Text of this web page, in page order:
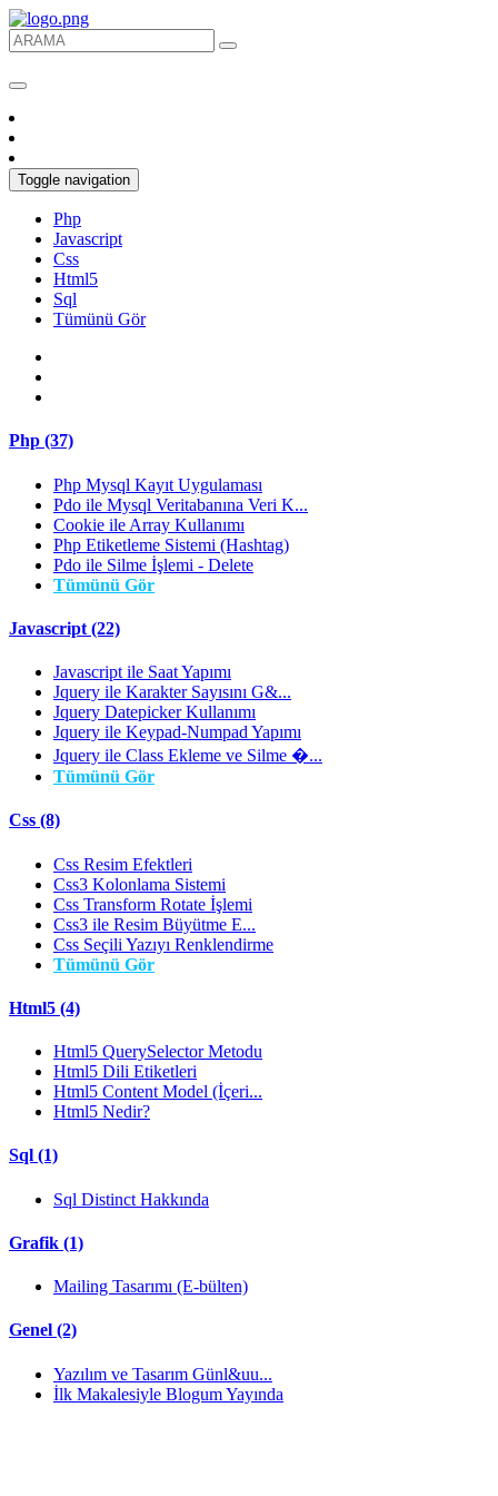
Toggle navigation
Php
Javascript
Css
Html5
Sql
Tümünü Gör
Php (37)
Php Mysql Kayıt Uygulaması
Pdo ile Mysql Veritabanına Veri K...
Cookie ile Array Kullanımı
Php Etiketleme Sistemi (Hashtag)
Pdo ile Silme İşlemi - Delete
Tümünü Gör
Javascript (22)
Javascript ile Saat Yapımı
Jquery ile Karakter Sayısını G&...
Jquery Datepicker Kullanımı
Jquery ile Keypad-Numpad Yapımı
Jquery ile Class Ekleme ve Silme �...
Tümünü Gör
Css (8)
Css Resim Efektleri
Css3 Kolonlama Sistemi
Css Transform Rotate İşlemi
Css3 ile Resim Büyütme E...
Css Seçili Yazıyı Renklendirme
Tümünü Gör
Html5 (4)
Html5 QuerySelector Metodu
Html5 Dili Etiketleri
Html5 Content Model (İçeri...
Html5 Nedir?
Sql (1)
Sql Distinct Hakkında
Grafik (1)
Mailing Tasarımı (E-bülten)
Genel (2)
Yazılım ve Tasarım Günl&uu...
İlk Makalesiyle Blogum Yayında